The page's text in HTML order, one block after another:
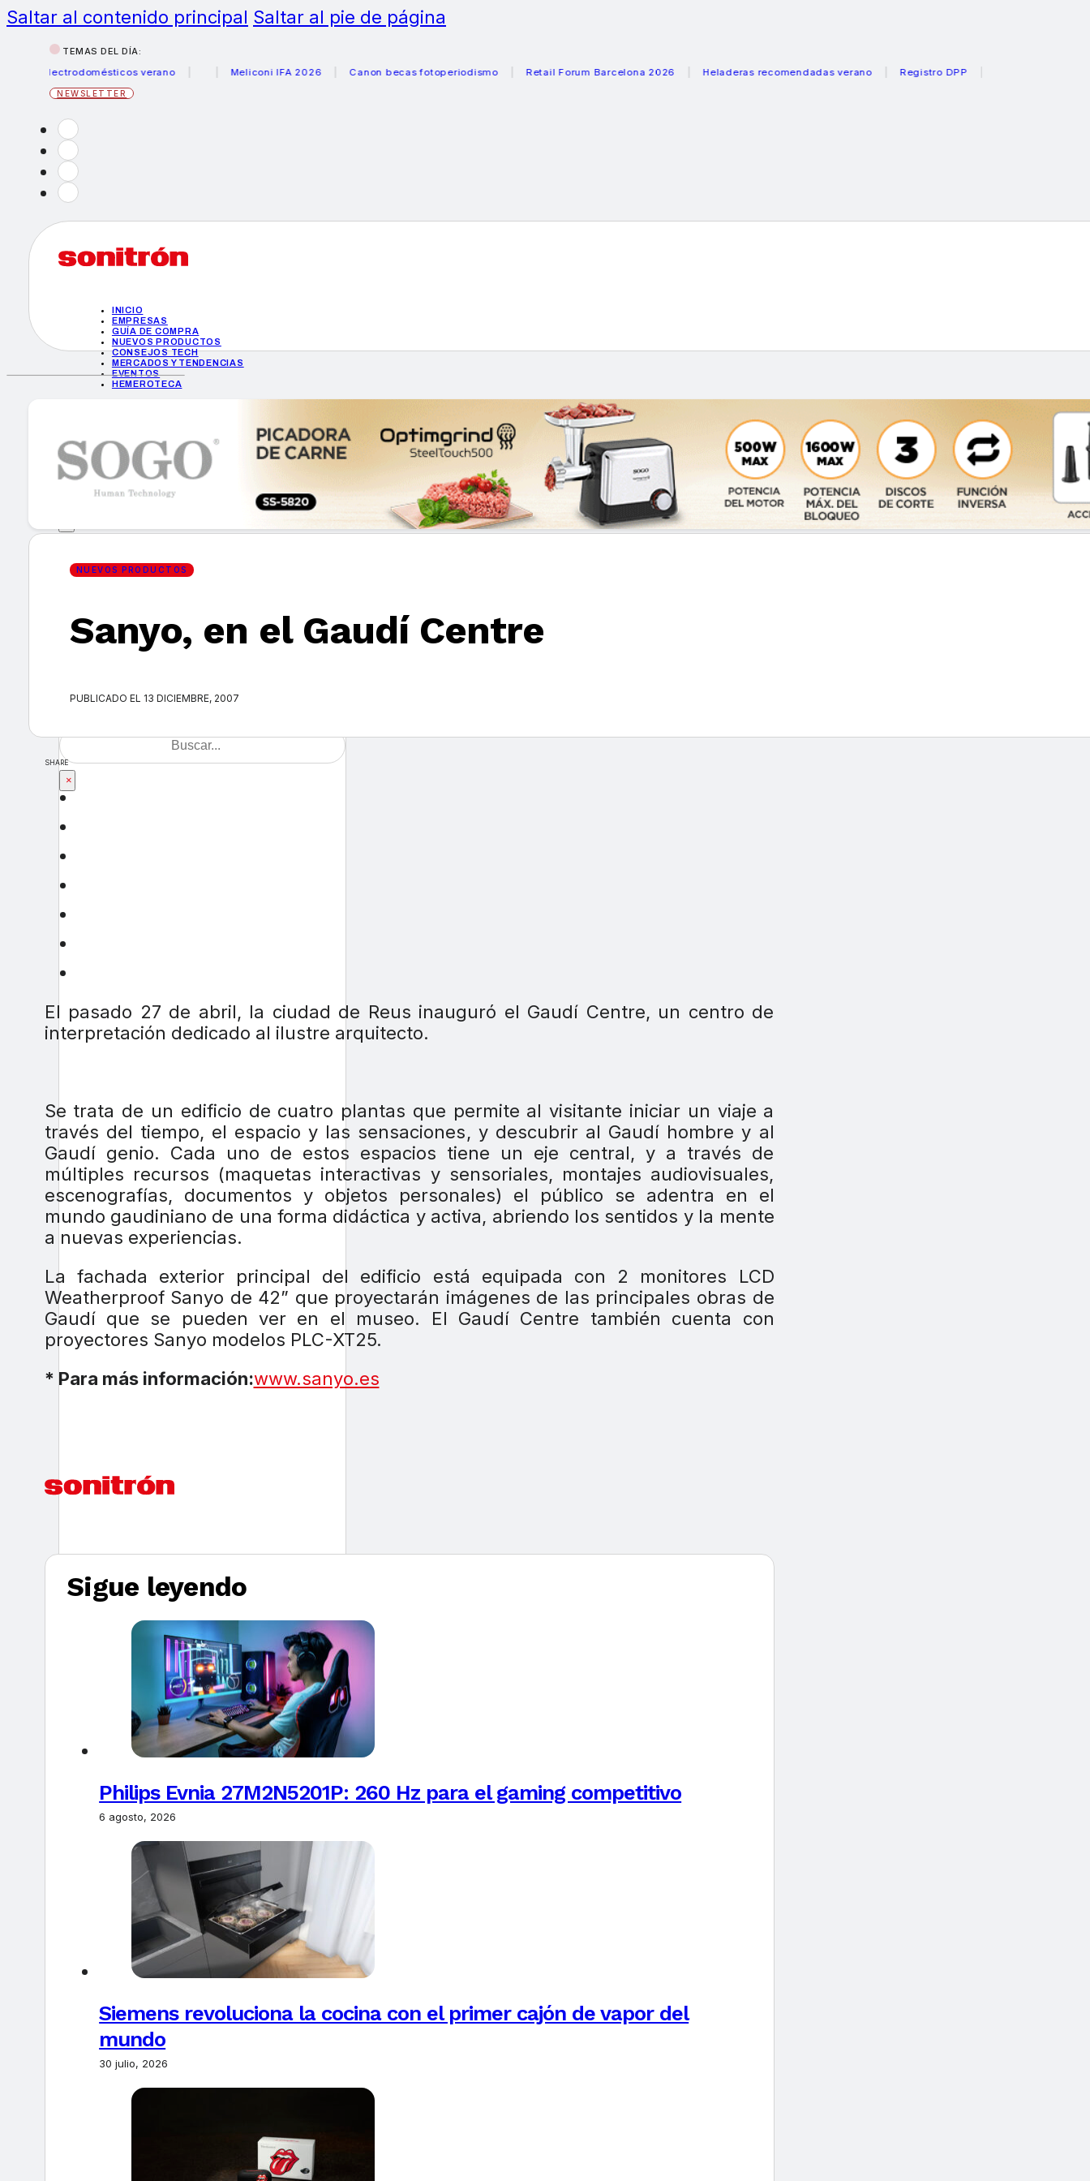
Saltar al contenido principal Saltar al pie de página
TEMAS DEL DÍA:
electrodomésticos verano
Meliconi IFA 2026 Canon becas fotoperiodismo Retail Forum Barcelona 2026 Heladeras recomendadas verano Registro DPP
NEWSLETTER
INICIO
EMPRESAS
GUÍA DE COMPRA
NUEVOS PRODUCTOS
CONSEJOS TECH
MERCADOS Y TENDENCIAS
EVENTOS
HEMEROTECA
GUÍA DE COMPRA
NUEVOS PRODUCTOS
CONSEJOS TECH
MERCADOS Y TENDENCIAS
HEMEROTECA
Encuentra tu noticia
×
NUEVOS PRODUCTOS
Sanyo, en el Gaudí Centre
PUBLICADO EL 13 DICIEMBRE, 2007
SHARE
El pasado 27 de abril, la ciudad de Reus inauguró el Gaudí Centre, un centro de
interpretación dedicado al ilustre arquitecto.
Se trata de un edificio de cuatro plantas que permite al visitante iniciar un viaje a
través del tiempo, el espacio y las sensaciones, y descubrir al Gaudí hombre y al
Gaudí genio. Cada uno de estos espacios tiene un eje central, y a través de
múltiples recursos (maquetas interactivas y sensoriales, montajes audiovisuales,
escenografías, documentos y objetos personales) el público se adentra en el
mundo gaudiniano de una forma didáctica y activa, abriendo los sentidos y la mente
a nuevas experiencias.
La fachada exterior principal del edificio está equipada con 2 monitores LCD
Weatherproof Sanyo de 42” que proyectarán imágenes de las principales obras de
Gaudí que se pueden ver en el museo. El Gaudí Centre también cuenta con
proyectores Sanyo modelos PLC-XT25.
* Para más información:www.sanyo.es
Sigue leyendo
Philips Evnia 27M2N5201P: 260 Hz para el gaming competitivo
6 agosto, 2026
Siemens revoluciona la cocina con el primer cajón de vapor del
mundo
30 julio, 2026